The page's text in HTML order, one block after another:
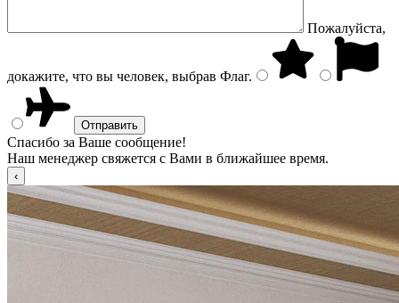
Пожалуйста,
докажите, что вы человек, выбрав Флаг.
Спасибо за Ваше сообщение!
Наш менеджер свяжется с Вами в ближайшее время.